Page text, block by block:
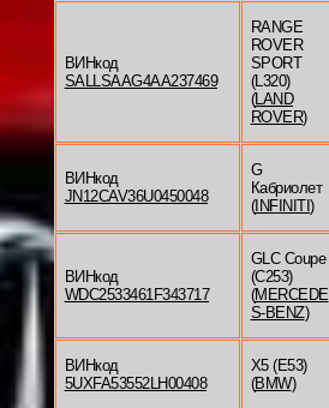
ВИНкод
SALLSAAG4AA237469
RANGE
ROVER
SPORT
(L320)
(LAND
ROVER)
ВИНкод
JN12CAV36U0450048
G
Кабриолет
(INFINITI )
ВИНкод
WDC2533461F343717
GLC Coupe
(C253)
(MERCEDE
S-BENZ)
ВИНкод
5UXFA53552LH00408
X5 (E53)
(BMW)